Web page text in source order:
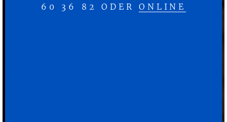
60 36 82 ODERONLINE